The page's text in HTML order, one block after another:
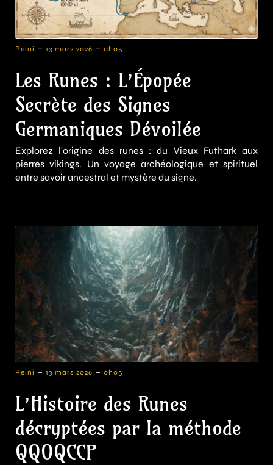
Reini - 13 mars 2026 - 0h05
Les Runes : L’Épopée
Secrète des Signes
Germaniques Dévoilée
Explorez l'origine des runes : du Vieux Futhark aux
pierres vikings. Un voyage archéologique et spirituel
entre savoir ancestral et mystère du signe.
Reini - 13 mars 2026 - 0h05
L’Histoire des Runes
décryptées par la méthode
QQOQCCP